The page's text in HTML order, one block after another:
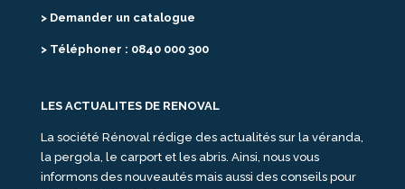
> Demander un catalogue
> Téléphoner : 0840 000 300
LES ACTUALITES DE RENOVAL
La société Rénoval rédige des actualités sur la véranda,
la pergola, le carport et les abris. Ainsi, nous vous
informons des nouveautés mais aussi des conseils pour